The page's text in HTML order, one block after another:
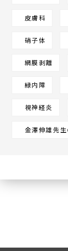
皮膚科
硝子体
網膜剥離
緑内障
視神経炎
金澤伸雄先